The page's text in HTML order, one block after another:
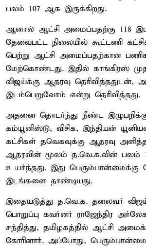
பலம் 107 ஆக இருக்கிறது.
ஆனால் ஆட்சி அமைப்பதற்கு 118
தேவைபட்ட நிலையில் கூட்டணி
பெற்று ஆட்சி அமைப்பதற்கான
மேற்கொண்டது. இதில் காங்கிரஸ்
விஜய்க்கு ஆதரவு தெரிவித்ததுடன்,
இடம்பெறுவோம் என்று தெரிவித்தது.
அதனை தொடர்ந்து நீண்ட
கம்யூனிஸ்டு, விசிக, இந்தியன்
கட்சிகள் தவெகவுக்கு ஆதரவு
ஆதரவின் மூலம் த.வெ.க.வின் பலம்
உயர்ந்தது. இது
இடங்களை தாண்டியது.
இதையடுத்து த.வெ.க. தலைவர்
பொறுப்பு கவர்னர் ராஜேந்திர
சந்தித்து, தமிழகத்தில் ஆட்சி
கோரினார். அப்போது,